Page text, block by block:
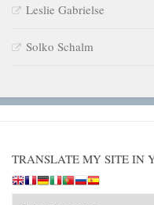
Leslie Gabrielse
Solko Schalm
TRANSLATE MY SITE IN